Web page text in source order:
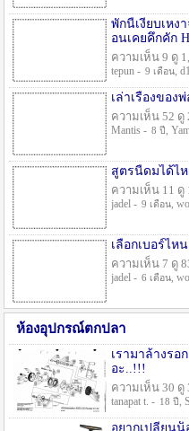
พักนี้เงียบเหง
อน
ความเห็น 9 ดู
tepun - 9 เดือน,
เล่าเรื่องของพ่
ความเห็น 52 ดู
Mantis - 8 ปี ,
สูตรนี้ดมได้ไ
ความเห็น 11 ดู
jadel - 9 เดือน,
เลือกเบอร์ไห
ความเห็น 7 ดู
jadel - 6 เดือน,
ห้องอุปกรณ์ตกปลา
เรามาล้างรอก
อะ..!!!
ความเห็น 30 ดู
tanapat t. - 18 ปี ,
อยากเปลี่ยนน็